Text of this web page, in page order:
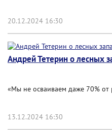
20.12.2024 16:30
Андрей Тетерин о лесных
«Мы не осваиваем даже 70% от
13.12.2024 16:30